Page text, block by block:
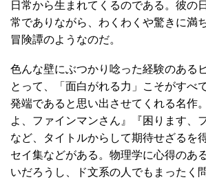
日常から生まれてくるのである。彼の
常でありながら、わくわくや驚きに満
冒険譚のようなのだ。
色んな壁にぶつかり唸った経験のある
とって、「面白がれる力」こそがすべ
発端であると思い出させてくれる名作
よ、ファインマンさん』『困ります、
など、タイトルからして期待せざるを
セイ集などがある。物理学に心得のあ
いだろうし、ド文系の人でもまったく